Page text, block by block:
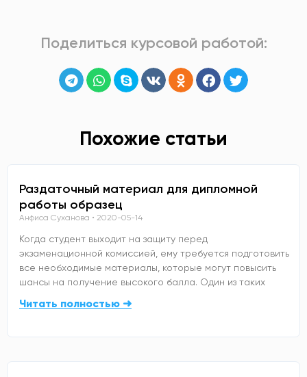
Поделиться курсовой работой:
Похожие статьи
Раздаточный материал для дипломной
работы образец
Анфиса Суханова 2020-05-14
Когда студент выходит на защиту перед
экзаменационной комиссией, ему требуется подготовить
все необходимые материалы, которые могут повысить
шансы на получение высокого балла. Один из таких
Читать полностью ➜